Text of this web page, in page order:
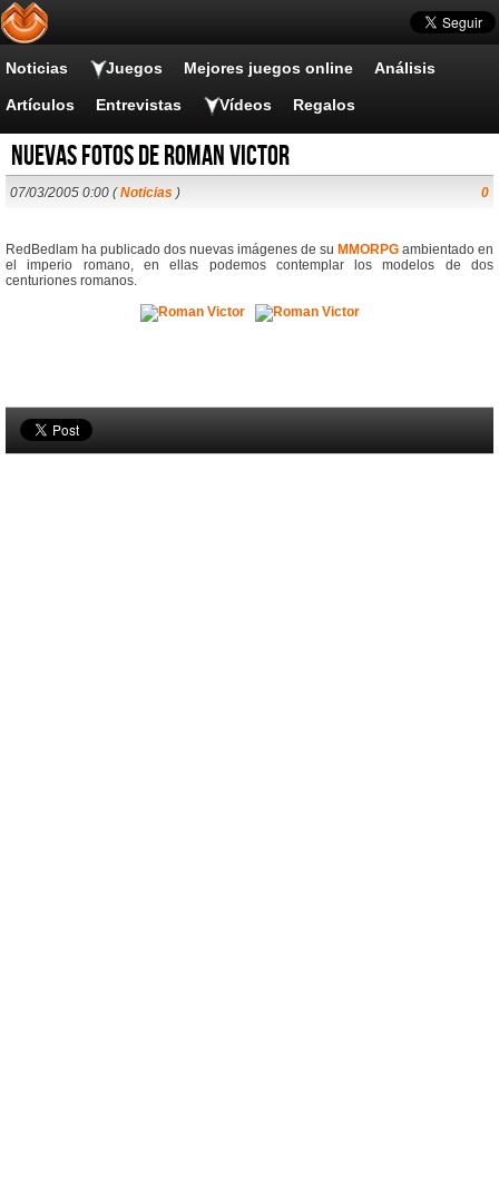
Noticias Juegos Mejores juegos online Análisis
Artículos Entrevistas Vídeos Regalos
Nuevas fotos de Roman Victor
07/03/2005 0:00 (Noticias ) 0
RedBedlam ha publicado dos nuevas imágenes de su MMORPG ambientado en
el imperio romano, en ellas podemos contemplar los modelos de dos
centuriones romanos.